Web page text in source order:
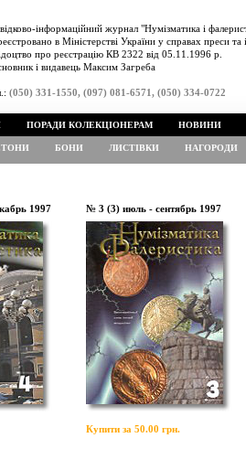
інформаційний журнал "Нумізматика і
в Міністерстві України у справах преси та
про реєстрацію КВ 2322 від 05.11.1996 р.
і видавець Максим Загреба
(050) 331-1550, (097) 081-6571, (050) 334-0722
ПОРАДИ КОЛЕКЦІОНЕРАМ НОВИНИ
БОНИ ЛИСТІВКИ НАГОРОДИ
1997 № 3 (3) июль - сентябрь 1997
Купити за 50.00 грн.